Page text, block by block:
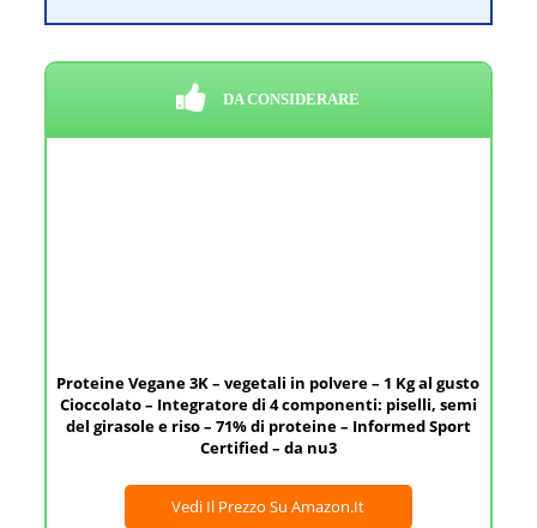
DA CONSIDERARE
Proteine Vegane 3K – vegetali in polvere – 1 Kg al gusto
Cioccolato – Integratore di 4 componenti: piselli, semi
del girasole e riso – 71% di proteine – Informed Sport
Certified – da nu3
Vedi Il Prezzo Su Amazon.it